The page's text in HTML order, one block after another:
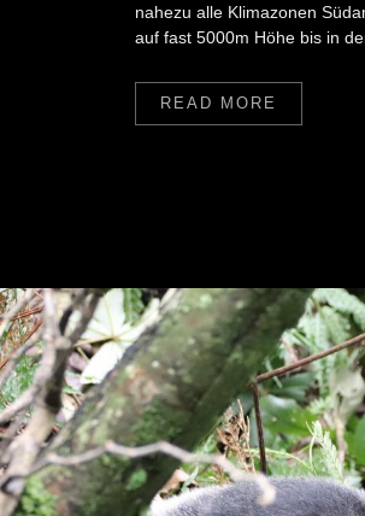
nahezu alle Klimazonen
auf fast 5000m Höhe bis in
READ MORE